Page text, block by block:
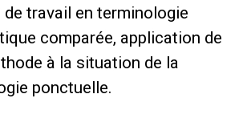
de travail en terminologie
comparée, application de
à la situation de la
ponctuelle.